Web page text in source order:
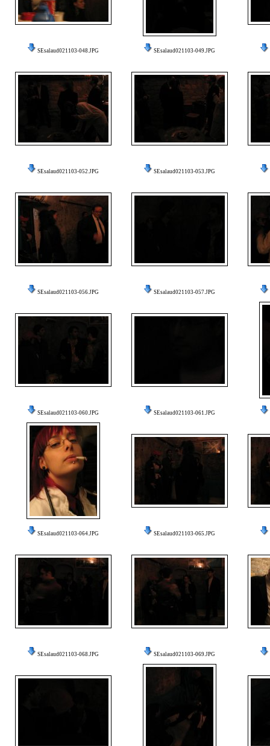
SEsalaud021103-048.JPG SEsalaud021103-049.JPG
SEsalaud021103-052.JPG SEsalaud021103-053.JPG
SEsalaud021103-056.JPG SEsalaud021103-057.JPG
SEsalaud021103-060.JPG SEsalaud021103-061.JPG
SEsalaud021103-064.JPG SEsalaud021103-065.JPG
SEsalaud021103-068.JPG SEsalaud021103-069.JPG